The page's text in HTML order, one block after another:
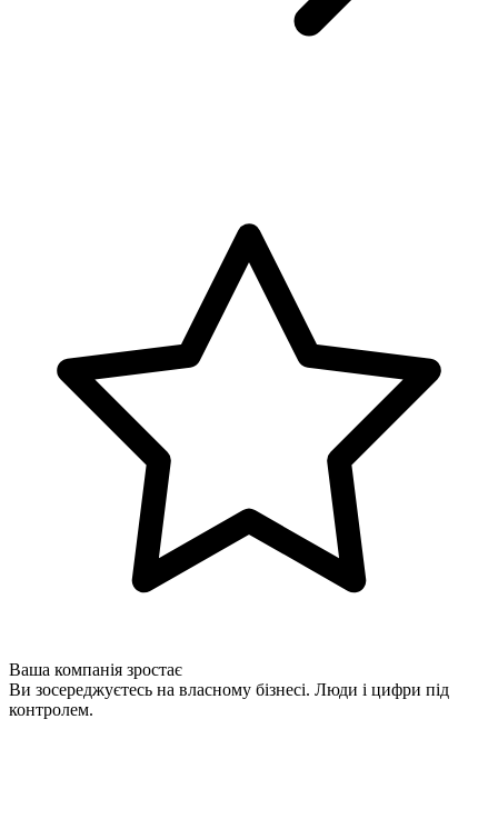
Ваша компанія зростає
Ви зосереджуєтесь на власному бізнесі. Люди і цифри під
контролем.